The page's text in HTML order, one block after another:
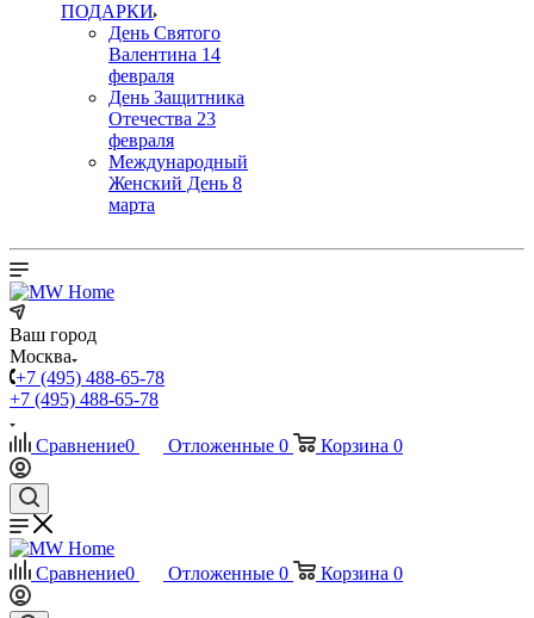
ПОДАРКИ
День Святого
Валентина 14
февраля
День Защитника
Отечества 23
февраля
Международный
Женский День 8
марта
Ваш город
Москва
+7 (495) 488-65-78
+7 (495) 488-65-78
Сравнение0 Отложенные 0 Корзина 0
Сравнение0 Отложенные 0 Корзина 0